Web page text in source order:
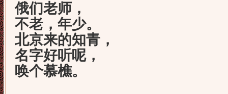
俄们老师，
不老，年少。
北京来的知青，
名字好听呢，
唤个慕樵。